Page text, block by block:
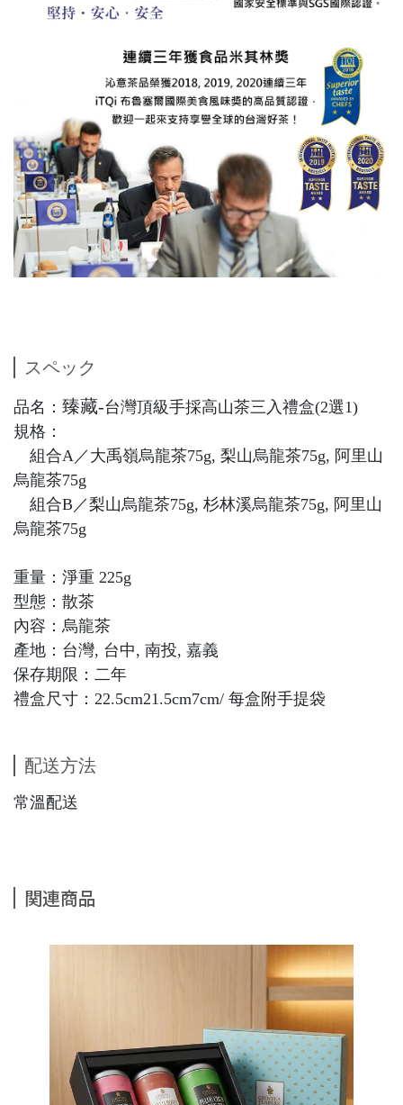
スペック
品名： 臻藏-台灣頂級手採高山茶三入禮盒(2選1)
規格：
組合A／大禹嶺烏龍茶75g, 梨山烏龍茶75g, 阿里山
烏龍茶75g
組合B／梨山烏龍茶75g, 杉林溪烏龍茶75g, 阿里山
烏龍茶75g
重量：淨重 225g
型態：散茶
內容：烏龍茶
產地：台灣, 台中, 南投, 嘉義
保存期限：二年
禮盒尺寸：22.5cm21.5cm7cm/ 每盒附手提袋
配送方法
常溫配送
関連商品